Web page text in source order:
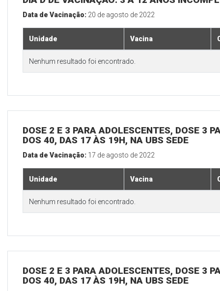
Data de Vacinação: 20 de agosto de 2022
Unidade Vacina
Nenhum resultado foi encontrado.
DOSE 2 E 3 PARA ADOLESCENTES, DOSE 3
DOS 40, DAS 17 ÀS 19H, NA UBS SEDE
Data de Vacinação: 17 de agosto de 2022
Unidade Vacina
Nenhum resultado foi encontrado.
DOSE 2 E 3 PARA ADOLESCENTES, DOSE 3
DOS 40, DAS 17 ÀS 19H, NA UBS SEDE